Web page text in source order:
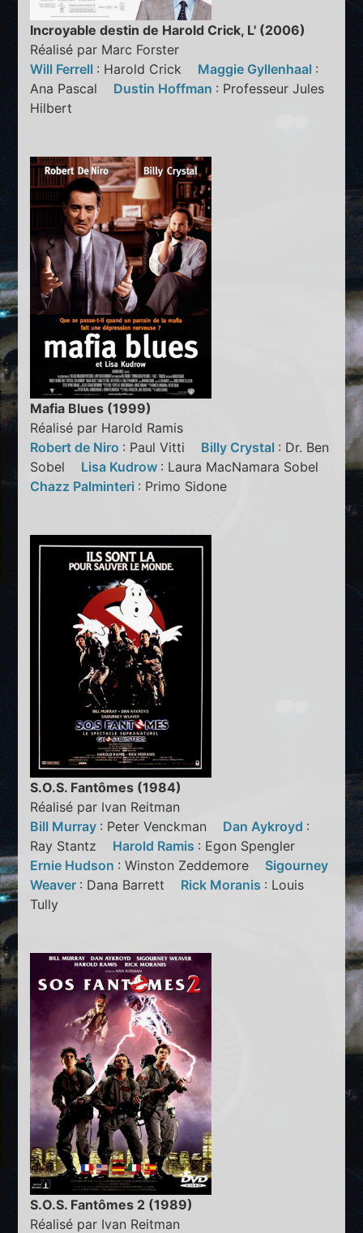
Incroyable destin de Harold Crick, L' (2006)
Réalisé par Marc Forster
Will Ferrell : Harold Crick Maggie Gyllenhaal :
Ana Pascal Dustin Hoffman : Professeur Jules
Hilbert
Mafia Blues (1999)
Réalisé par Harold Ramis
Robert de Niro : Paul Vitti Billy Crystal : Dr. Ben
Sobel Lisa Kudrow : Laura MacNamara Sobel
Chazz Palminteri : Primo Sidone
S.O.S. Fantômes (1984)
Réalisé par Ivan Reitman
Bill Murray : Peter Venckman Dan Aykroyd :
Ray Stantz Harold Ramis : Egon Spengler
Ernie Hudson : Winston Zeddemore Sigourney
Weaver : Dana Barrett Rick Moranis : Louis
Tully
S.O.S. Fantômes 2 (1989)
Réalisé par Ivan Reitman